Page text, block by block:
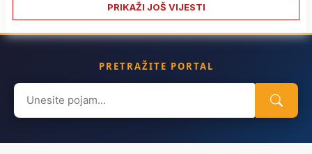
PRIKAŽI JOŠ VIJESTI
PRETRAŽITE PORTAL
Search
for: